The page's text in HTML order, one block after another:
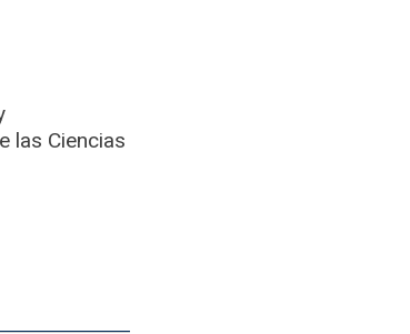
las Ciencias